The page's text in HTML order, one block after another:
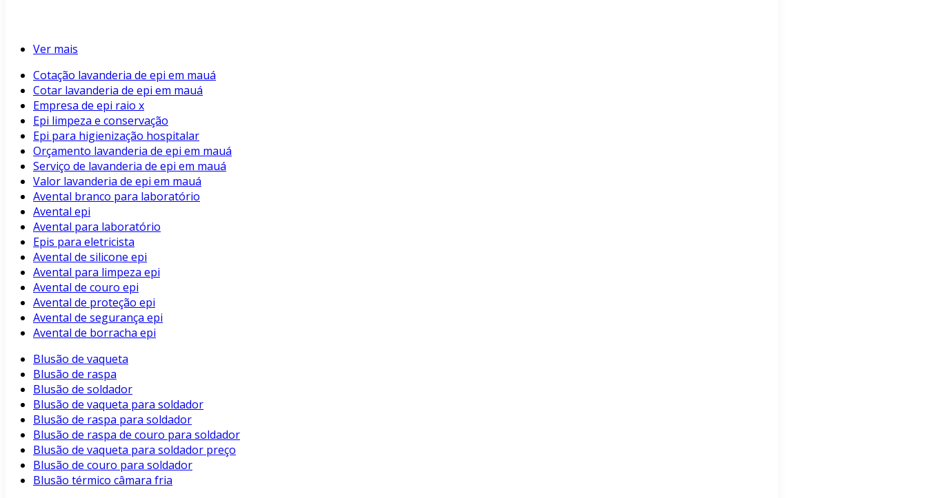
Ver mais
Cotação lavanderia de epi em mauá
Cotar lavanderia de epi em mauá
Empresa de epi raio x
Epi limpeza e conservação
Epi para higienização hospitalar
Orçamento lavanderia de epi em mauá
Serviço de lavanderia de epi em mauá
Valor lavanderia de epi em mauá
Avental branco para laboratório
Avental epi
Avental para laboratório
Epis para eletricista
Avental de silicone epi
Avental para limpeza epi
Avental de couro epi
Avental de proteção epi
Avental de segurança epi
Avental de borracha epi
Blusão de vaqueta
Blusão de raspa
Blusão de soldador
Blusão de vaqueta para soldador
Blusão de raspa para soldador
Blusão de raspa de couro para soldador
Blusão de vaqueta para soldador preço
Blusão de couro para soldador
Blusão térmico câmara fria